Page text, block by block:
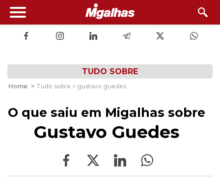
TUDO SOBRE
Home > Tudo sobre > gustavo guedes
O que saiu em Migalhas sobre
Gustavo Guedes